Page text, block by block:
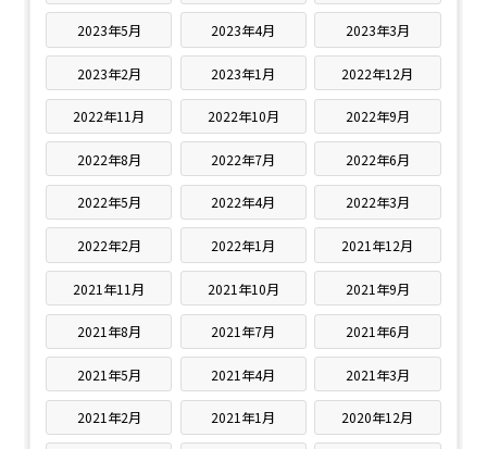
2023年5月 2023年4月 2023年3月
2023年2月 2023年1月 2022年12月
2022年11月 2022年10月 2022年9月
2022年8月 2022年7月 2022年6月
2022年5月 2022年4月 2022年3月
2022年2月 2022年1月 2021年12月
2021年11月 2021年10月 2021年9月
2021年8月 2021年7月 2021年6月
2021年5月 2021年4月 2021年3月
2021年2月 2021年1月 2020年12月